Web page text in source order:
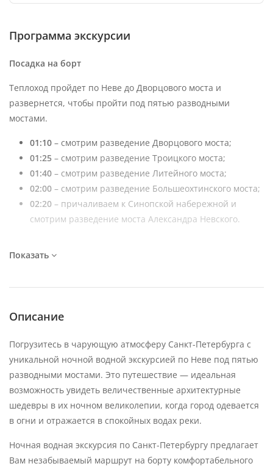
Программа экскурсии
Посадка на борт
Теплоход пройдет по Неве до Дворцового моста и
развернется, чтобы пройти под пятью разводными
мостами.
01:10 – смотрим разведение Дворцового моста;
01:25 – смотрим разведение Троицкого моста;
01:40 – смотрим разведение Литейного моста;
02:00 – смотрим разведение Большеохтинского моста;
02:20 – причаливаем к Синопской набережной и
смотрим разведение моста Александра Невского.
Показать
Описание
Погрузитесь в чарующую атмосферу Санкт-Петербурга с
уникальной ночной водной экскурсией по Неве под пятью
разводными мостами. Это путешествие — идеальная
возможность увидеть величественные архитектурные
шедевры в их ночном великолепии, когда город одевается
в огни и отражается в спокойных водах реки.
Ночная водная экскурсия по Санкт-Петербургу предлагает
Вам незабываемый маршрут на борту комфортабельного